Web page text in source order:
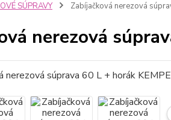
SÚPRAVY Zabíjačková nerezová
nerezová